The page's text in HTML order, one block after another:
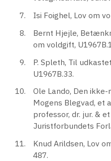
Isi Foighel, Lov om
Bernt Hjejle,
om voldgift,
P. Spleth, Til
U1967B.33.
Ole Lando, Den
Mogens Blegvad, et
professor, dr. jur. &
Juristforbundets
Knud Arildsen, Lov
487.